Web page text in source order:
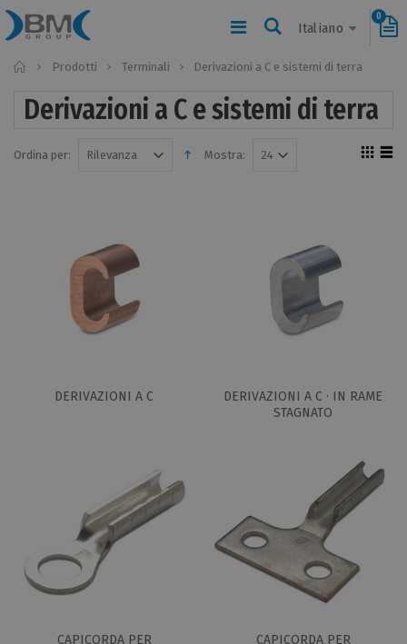
Italiano
0
Home
Prodotti Terminali Derivazioni a C e sistemi di terra
Derivazioni a C e sistemi di terra
Ordina per: Mostra:
DERIVAZIONI A C
DERIVAZIONI A C · IN RAME
STAGNATO
CAPICORDA PER
CAPICORDA PER